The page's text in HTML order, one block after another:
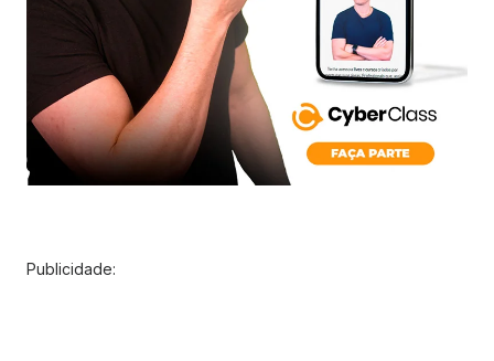
Publicidade: